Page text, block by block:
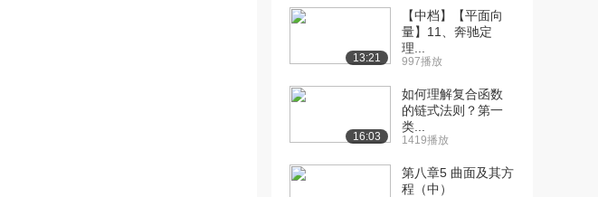
[10] 《大学代数》：
5394播放
13:14
[11] 《大学代数》：Lines-
11:41
[12] 《大学代数》：Slope 12:12
13:21
【中档】【平面向
量】11、奔驰定
理...
997播放
16:03
如何理解复合函数
的链式法则？第一
类...
1419播放
第八章5 曲面及其方
程（中）